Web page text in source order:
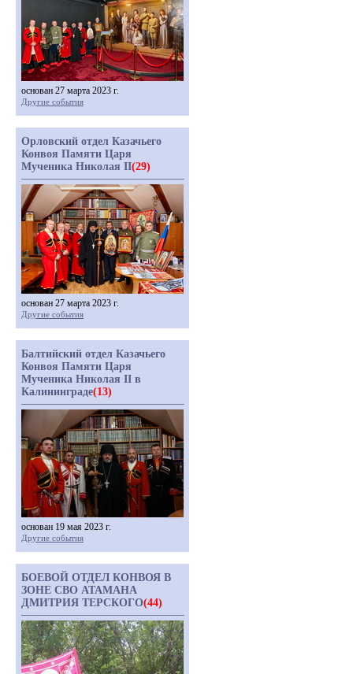
основан 27 марта 2023 г.
Другие события
Орловский отдел Казачьего
Конвоя Памяти Царя
Мученика Николая II(29)
основан 27 марта 2023 г.
Другие события
Балтийский отдел Казачьего
Конвоя Памяти Царя
Мученика Николая II в
Калининграде(13)
основан 19 мая 2023 г.
Другие события
БОЕВОЙ ОТДЕЛ КОНВОЯ В
ЗОНЕ СВО АТАМАНА
ДМИТРИЯ ТЕРСКОГО(44)